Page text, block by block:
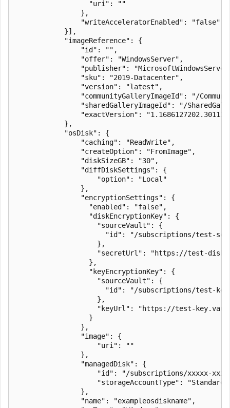
                  "uri": ""
                },
                "writeAcceleratorEnabled": "false"
            }],
            "imageReference": {
                "id": "",
                "offer": "WindowsServer",
"publisher":
                "sku": "2019-Datacenter",
                "version": "latest",
"communityGalleryImageId": "/
"sharedGalleryImageId": "/
                "exactVersion": "1.1686127202.30113"
            },
            "osDisk": {
                "caching": "ReadWrite",
                "createOption": "FromImage",
                "diskSizeGB": "30",
                "diffDiskSettings": {
                    "option": "Local"
                },
                "encryptionSettings": {
                  "enabled": "false",
                  "diskEncryptionKey": {
                    "sourceVault": {
"id": "/subscriptions/test-
                    },
"secretUrl": "https://test-
                  },
                  "keyEncryptionKey": {
                    "sourceVault": {
"id": "/subscriptions/test-
                    },
"keyUrl": "https://test-
                  }
                },
                "image": {
                    "uri": ""
                },
                "managedDisk": {
"id": "/subscriptions/xxxxx-
"storageAccountType":
                },
                "name": "exampleosdiskname",